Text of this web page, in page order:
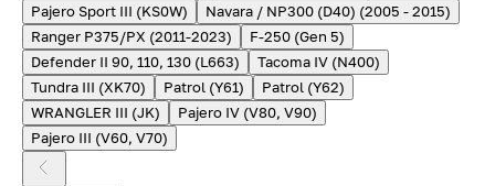
Pajero Sport III (KS0W)
Navara / NP300 (D40) (2005 - 2015)
Ranger P375/PX (2011-2023)
F-250 (Gen 5)
Defender II 90, 110, 130 (L663)
Tacoma IV (N400)
Tundra III (XK70)
Patrol (Y61)
Patrol (Y62)
WRANGLER III (JK)
Pajero IV (V80, V90)
Pajero III (V60, V70)